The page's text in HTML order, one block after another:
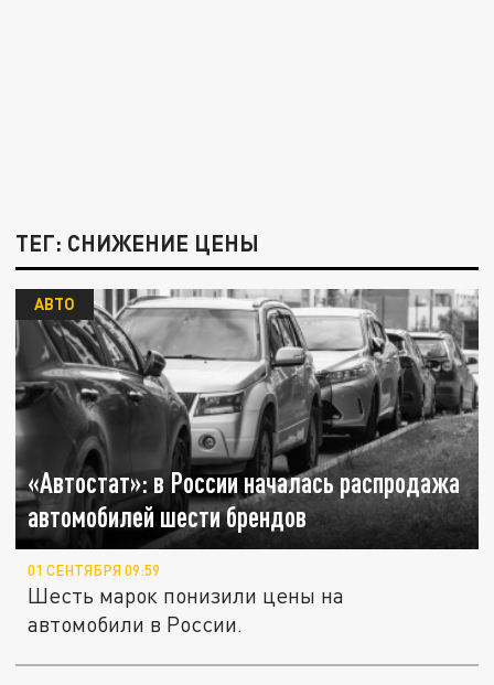
ТЕГ: СНИЖЕНИЕ ЦЕНЫ
«Автостат»: в России началась распродажа
автомобилей шести брендов
АВТО
01 СЕНТЯБРЯ 09:59
Шесть марок понизили цены на
автомобили в России.